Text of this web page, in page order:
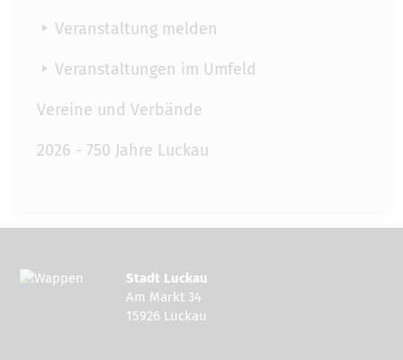
Veranstaltung melden
Veranstaltungen im Umfeld
Vereine und Verbände
2026 - 750 Jahre Luckau
Stadt Luckau
Am Markt 34
15926 Luckau